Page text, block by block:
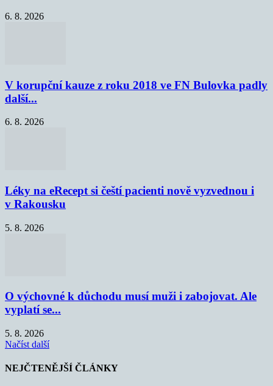
6. 8. 2026
V korupční kauze z roku 2018 ve FN Bulovka padly
další...
6. 8. 2026
Léky na eRecept si čeští pacienti nově vyzvednou i
v Rakousku
5. 8. 2026
O výchovné k důchodu musí muži i zabojovat. Ale
vyplatí se...
5. 8. 2026
Načíst další
NEJČTENĚJŠÍ ČLÁNKY